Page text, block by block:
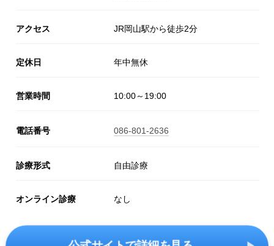
アクセス JR岡山駅から徒歩2分
定休日 年中無休
営業時間 10:00～19:00
電話番号 086-801-2636
診療形式 自由診療
オンライン診療 なし